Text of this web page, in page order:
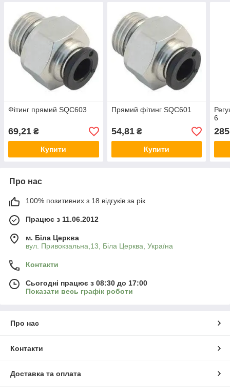
Фітинг прямий SQC603
69,21 ₴
Купити
Прямий фітинг SQC601
54,81₴
Купити
6
Про нас
100% позитивних з 18 відгуків за рік
Працює з 11.06.2012
м. Біла Церква
вул. Привокзальна,13, Біла Церква, Україна
Контакти
Сьогодні працює з 08:30 до 17:00
Показати весь графік роботи
Про нас
Контакти
Доставка та оплата